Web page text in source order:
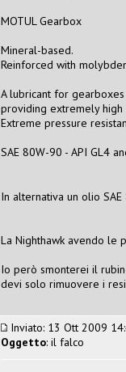
MOTUL Gearbox
Mineral-based.
Reinforced with
A lubricant for
providing extremely
Extreme pressure
SAE 80W-90 - API GL4
In alternativa un olio
La Nighthawk avendo le
Io però smonterei il
devi solo rimuovere i
Inviato: 13 Ott 2009
Oggetto: il falco